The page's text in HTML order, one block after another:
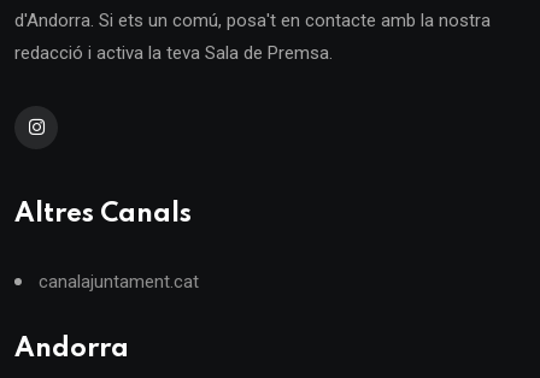
d'Andorra. Si ets un comú, posa't en contacte amb la nostra
redacció i activa la teva Sala de Premsa.
Altres Canals
canalajuntament.cat
Andorra